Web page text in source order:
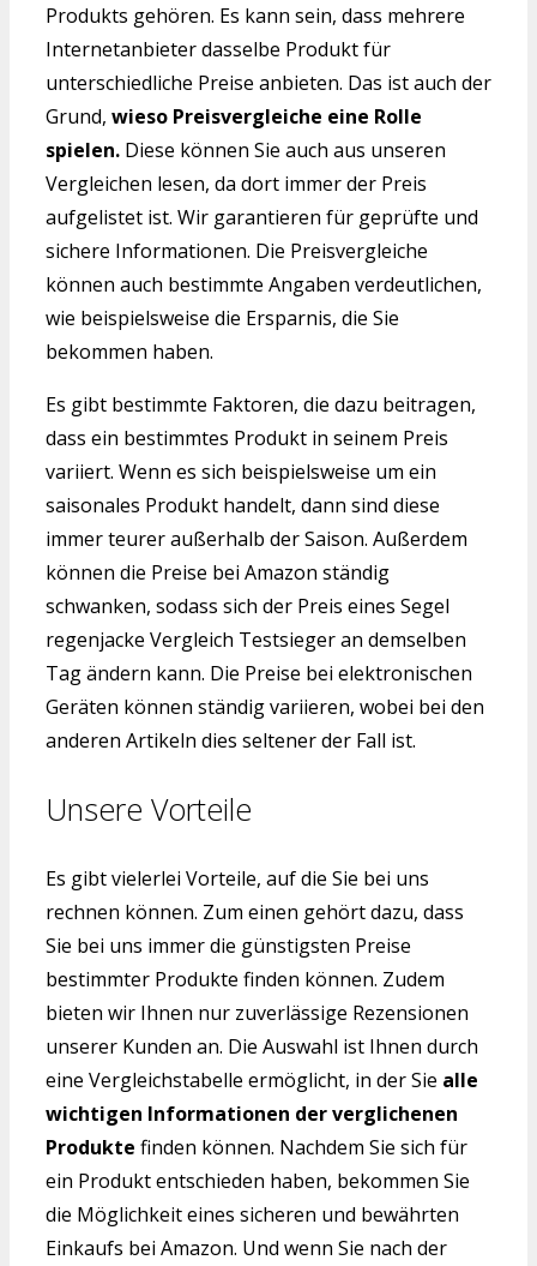
Produkts gehören. Es kann sein, dass mehrere
Internetanbieter dasselbe Produkt für
unterschiedliche Preise anbieten. Das ist auch der
Grund, wieso Preisvergleiche eine Rolle
spielen. Diese können Sie auch aus unseren
Vergleichen lesen, da dort immer der Preis
aufgelistet ist. Wir garantieren für geprüfte und
sichere Informationen. Die Preisvergleiche
können auch bestimmte Angaben verdeutlichen,
wie beispielsweise die Ersparnis, die Sie
bekommen haben.
Es gibt bestimmte Faktoren, die dazu beitragen,
dass ein bestimmtes Produkt in seinem Preis
variiert. Wenn es sich beispielsweise um ein
saisonales Produkt handelt, dann sind diese
immer teurer außerhalb der Saison. Außerdem
können die Preise bei Amazon ständig
schwanken, sodass sich der Preis eines Segel
regenjacke Vergleich Testsieger an demselben
Tag ändern kann. Die Preise bei elektronischen
Geräten können ständig variieren, wobei bei den
anderen Artikeln dies seltener der Fall ist.
Unsere Vorteile
Es gibt vielerlei Vorteile, auf die Sie bei uns
rechnen können. Zum einen gehört dazu, dass
Sie bei uns immer die günstigsten Preise
bestimmter Produkte finden können. Zudem
bieten wir Ihnen nur zuverlässige Rezensionen
unserer Kunden an. Die Auswahl ist Ihnen durch
eine Vergleichstabelle ermöglicht, in der Sie alle
wichtigen Informationen der verglichenen
Produkte finden können. Nachdem Sie sich für
ein Produkt entschieden haben, bekommen Sie
die Möglichkeit eines sicheren und bewährten
Einkaufs bei Amazon. Und wenn Sie nach der